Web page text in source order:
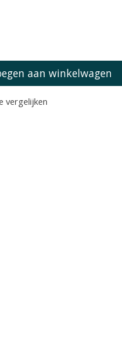
aan winkelwagen
vergelijken